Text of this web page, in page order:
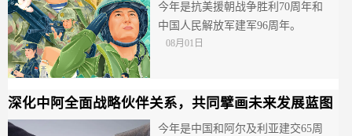
今年是抗美援朝战争胜利70周年和
中国人民解放军建军96周年。
08月01日
深化中阿全面战略伙伴关系，共同擘画未来发展蓝图
今年是中国和阿尔及利亚建交65周